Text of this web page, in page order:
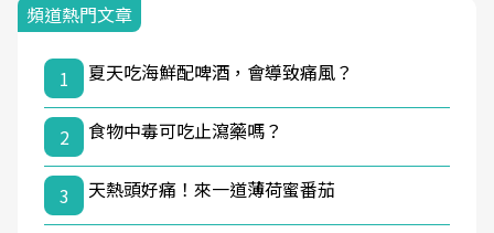
頻道熱門文章
1 夏天吃海鮮配啤酒，會導致痛風？
2 食物中毒可吃止瀉藥嗎？
3 天熱頭好痛！來一道薄荷蜜番茄